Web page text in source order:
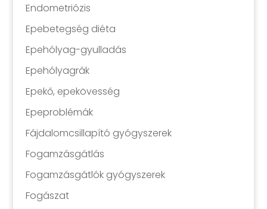
Endometriózis
Epebetegség diéta
Epehólyag-gyulladás
Epehólyagrák
Epekő, epekövesség
Epeproblémák
Fájdalomcsillapító gyógyszerek
Fogamzásgátlás
Fogamzásgátlók gyógyszerek
Fogászat